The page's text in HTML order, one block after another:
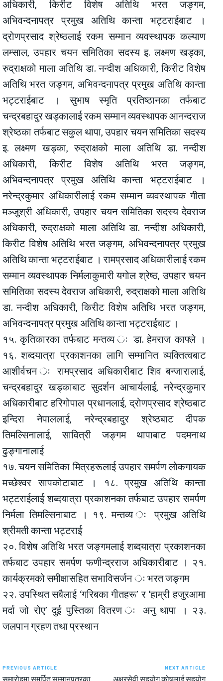
अधिकारी, किरीट विशेष अतिथि भरत जङ्गम,
अभिवन्दनापत्र प्रमुख अतिथि कान्ता भट्टराईबाट ।
द्रोणप्रसाद श्रेष्ठलाई रकम सम्मान व्यवस्थापक कल्याण
लम्साल, उपहार चयन समितिका सदस्य इ. लक्ष्मण खड्का,
रुद्राक्षको माला अतिथि डा. नन्दीश अधिकारी, किरीट विशेष
अतिथि भरत जङ्गम, अभिवन्दनापत्र प्रमुख अतिथि कान्ता
भट्टराईबाट । सुभाष स्मृति प्रतिष्ठानका तर्फबाट
चन्द्रबहादुर खड्कालाई रकम सम्मान व्यवस्थापक आनन्दराज
श्रेष्ठका तर्फबाट सकुल थापा, उपहार चयन समितिका सदस्य
इ. लक्ष्मण खड्का, रुद्राक्षको माला अतिथि डा. नन्दीश
अधिकारी, किरीट विशेष अतिथि भरत जङ्गम,
अभिवन्दनापत्र प्रमुख अतिथि कान्ता भट्टराईबाट ।
नरेन्द्रकुमार अधिकारीलाई रकम सम्मान व्यवस्थापक गीता
मञ्जुश्री अधिकारी, उपहार चयन समितिका सदस्य देवराज
अधिकारी, रुद्राक्षको माला अतिथि डा. नन्दीश अधिकारी,
किरीट विशेष अतिथि भरत जङ्गम, अभिवन्दनापत्र प्रमुख
अतिथि कान्ता भट्टराईबाट । रामप्रसाद अधिकारीलाई रकम
सम्मान व्यवस्थापक निर्मलाकुमारी यगोल श्रेष्ठ, उपहार चयन
समितिका सदस्य देवराज अधिकारी, रुद्राक्षको माला अतिथि
डा. नन्दीश अधिकारी, किरीट विशेष अतिथि भरत जङ्गम,
अभिवन्दनापत्र प्रमुख अतिथि कान्ता भट्टराईबाट ।
१५. कृतिकारका तर्फबाट मन्तव्य ः डा. हेमराज काफ्ले ।
१६. शब्दयात्रा प्रकाशनका लागि सम्मानित व्यक्तित्वबाट
आशीर्वचन ः रामप्रसाद अधिकारीबाट शिव बन्जारालाई,
चन्द्रबहादुर खड्काबाट सुदर्शन आचार्यलाई, नरेन्द्रकुमार
अधिकारीबाट हरिगोपाल प्रधानलाई, द्रोणप्रसाद श्रेष्ठबाट
इन्दिरा नेपाललाई, नरेन्द्रबहादुर श्रेष्ठबाट दीपक
तिमल्सिनालाई, सावित्री जङ्गम थापाबाट पदमनाथ
ढुङ्गानालाई
१७. चयन समितिका मित्रहरूलाई उपहार समर्पण लोकगायक
मच्छेश्वर सापकोटाबाट । १८. प्रमुख अतिथि कान्ता
भट्टराईलाई शब्दयात्रा प्रकाशनका तर्फबाट उपहार समर्पण
निर्मला तिमल्सिनाबाट । १९. मन्तव्य ः प्रमुख अतिथि
श्रीमती कान्ता भट्टराई
२०. विशेष अतिथि भरत जङ्गमलाई शब्दयात्रा प्रकाशनका
तर्फबाट उपहार समर्पण फणीन्द्रराज अधिकारीबाट । २१.
कार्यक्रमको समीक्षासहित सभाविसर्जन ः भरत जङ्गम
२२. उपस्थित सबैलाई ‘गरिबका गीतहरू’ र ‘हाम्री हजुरआमा
मर्दा जो रोए’ दुई पुस्तिका वितरण ः अनु थापा । २३.
जलपान ग्रहण तथा प्रस्थान
PREVIOUS ARTICLE
समारोहमा समर्पित सम्मानपत्रका
NEXT ARTICLE
अक्षरसेवी सहयोग कोषलाई सहयोग